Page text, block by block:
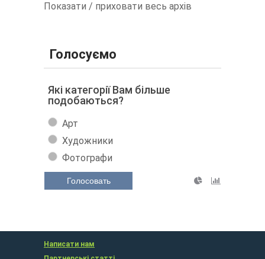
Показати / приховати весь архів
Голосуємо
Які категорії Вам більше
подобаються?
Арт
Художники
Фотографи
Голосовать
Написати нам